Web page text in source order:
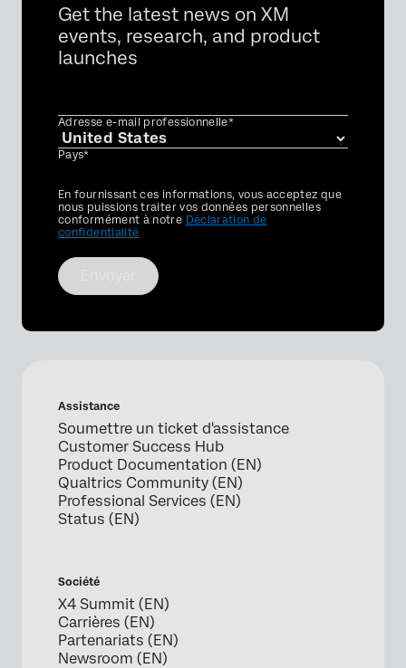
Get the latest news on XM
events, research, and product
launches
Adresse e-mail professionnelle*
Pays*
Privacy
Optin
En fournissant ces informations, vous acceptez que
nous puissions traiter vos données personnelles
conformément à notre Déclaration de
confidentialité
Assistance
Soumettre un ticket d'assistance
Customer Success Hub
Product Documentation (EN)
Qualtrics Community (EN)
Professional Services (EN)
Status (EN)
Société
X4 Summit (EN)
Carrières (EN)
Partenariats (EN)
Newsroom (EN)